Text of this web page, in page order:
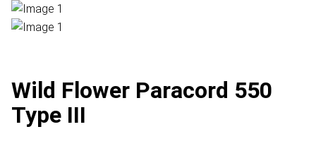
Wild Flower Paracord 550
Type III